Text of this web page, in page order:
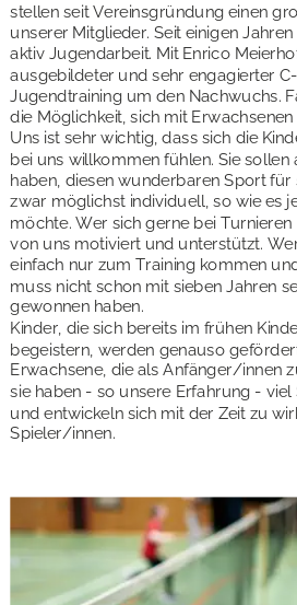
stellen seit Vereinsgründung einen
unserer Mitglieder. Seit einigen
aktiv Jugendarbeit. Mit Enrico
ausgebildeter und sehr engagierter
Jugendtraining um den Nachwuchs.
die Möglichkeit, sich mit Erwachsenen
Uns ist sehr wichtig, dass sich die
bei uns willkommen fühlen. Sie sollen
haben, diesen wunderbaren Sport
zwar möglichst individuell, so wie es
möchte. Wer sich gerne bei
von uns motiviert und unterstützt.
einfach nur zum Training kommen
muss nicht schon mit sieben Jahren
gewonnen haben.
Kinder, die sich bereits im frühen
begeistern, werden genauso
Erwachsene, die als Anfänger/innen
sie haben - so unsere Erfahrung -
und entwickeln sich mit der Zeit zu
Spieler/innen.